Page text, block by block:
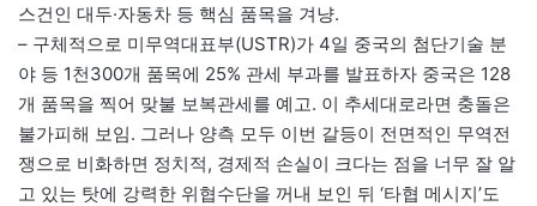
스건인 대두·자동차 등 핵심 품목을 겨냥.
– 구체적으로 미무역대표부(USTR)가 4일 중국의 첨단기술 분
야 등 1천300개 품목에 25% 관세 부과를 발표하자 중국은 128
개 품목을 찍어 맞불 보복관세를 예고. 이 추세대로라면 충돌은
불가피해 보임. 그러나 양측 모두 이번 갈등이 전면적인 무역전
쟁으로 비화하면 정치적, 경제적 손실이 크다는 점을 너무 잘 알
고 있는 탓에 강력한 위협수단을 꺼내 보인 뒤 ‘타협 메시지’도